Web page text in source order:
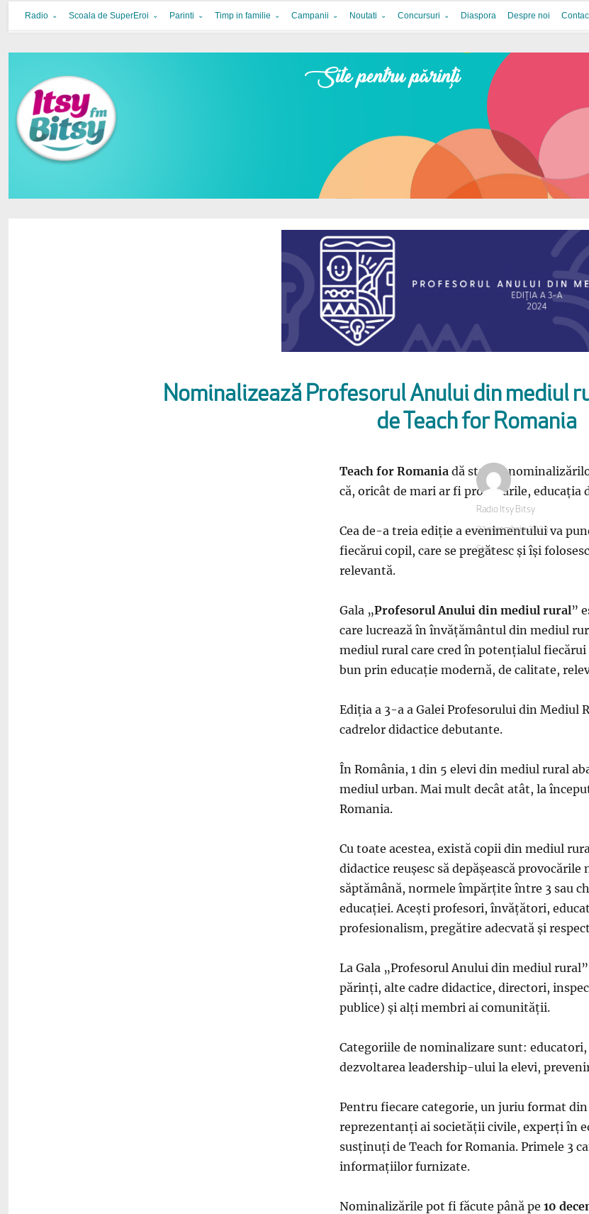
Itsy Bitsy
bucurie in familie
Radio Scoala de SuperEroi Parinti Timp in familie Campanii Noutati Concursuri Diaspora Despre noi
Nominalizează Profesorul Anului din mediul
de Teach for Romania
Teach for Romania dă startul
că, oricât de mari ar fi provocările,
Cea de-a treia ediție a evenimentului va
fiecărui copil, care se pregătesc și își
relevantă.
Gala „Profesorul Anului din mediul rural”
care lucrează în învățământul din mediul
mediul rural care cred în potențialul fiecărui
bun prin educație modernă, de calitate,
Ediția a 3-a a Galei Profesorului din Mediul
cadrelor didactice debutante.
În România, 1 din 5 elevi din mediul rural
mediul urban. Mai mult decât atât, la
Romania.
Cu toate acestea, există copii din mediul
didactice reușesc să depășească
săptămână, normele împărțite între 3 sau
educației. Acești profesori, învățători,
profesionalism, pregătire adecvată și
La Gala „Profesorul Anului din mediul
părinți, alte cadre didactice, directori,
publice) și alți membri ai comunității.
Categoriile de nominalizare sunt:
dezvoltarea leadership-ului la elevi,
Pentru fiecare categorie, un juriu format
reprezentanți ai societății civile, experți în
susținuți de Teach for Romania. Primele 3
informațiilor furnizate.
Nominalizările pot fi făcute până pe 10
Autor
Radio Itsy Bitsy
Publicat
pe
27 noiembrie 2023
Categorii
Stiri